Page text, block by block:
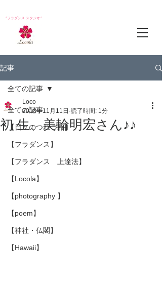
*フラダンス スタジオ*
記事
全ての記事
【日々のつれづれ】
【フラダンス】
【フラダンス 上達法】
【Locola】
【photography 】
【poem】
【神社・仏閣】
【Hawaii】
全ての記事
初 生、美輪明宏さん♪♪
Loco
2018年11月11日 読了時間: 1分